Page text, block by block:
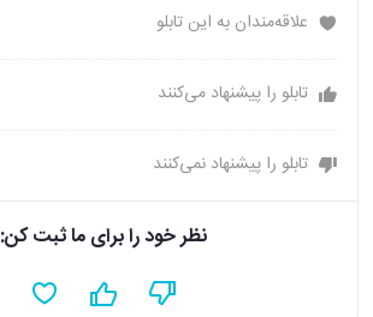
علاقه‌مندان به این تابلو
تابلو را پیشنهاد می‌کنند
تابلو را پیشنهاد نمی‌کنند
نظر خود را برای ما ثبت کن: